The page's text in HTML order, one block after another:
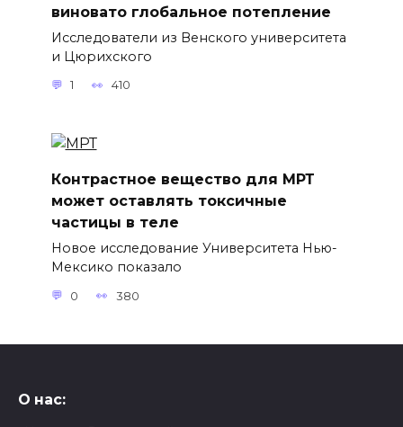
виновато глобальное потепление
Исследователи из Венского университета
и Цюрихского
1 410
Контрастное вещество для МРТ
может оставлять токсичные
частицы в теле
Новое исследование Университета Нью-
Мексико показало
0 380
О нас: